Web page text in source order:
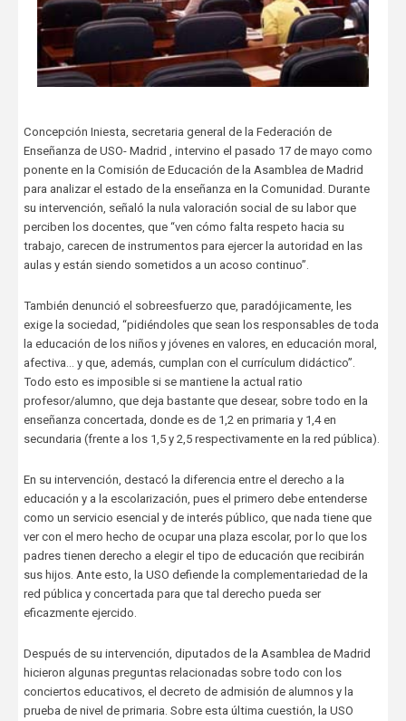
Concepción Iniesta, secretaria general de la Federación de
Enseñanza de USO- Madrid , intervino el pasado 17 de mayo como
ponente en la Comisión de Educación de la Asamblea de Madrid
para analizar el estado de la enseñanza en la Comunidad. Durante
su intervención, señaló la nula valoración social de su labor que
perciben los docentes, que “ven cómo falta respeto hacia su
trabajo, carecen de instrumentos para ejercer la autoridad en las
aulas y están siendo sometidos a un acoso continuo”.
También denunció el sobreesfuerzo que, paradójicamente, les
exige la sociedad, “pidiéndoles que sean los responsables de toda
la educación de los niños y jóvenes en valores, en educación moral,
afectiva... y que, además, cumplan con el currículum didáctico”.
Todo esto es imposible si se mantiene la actual ratio
profesor/alumno, que deja bastante que desear, sobre todo en la
enseñanza concertada, donde es de 1,2 en primaria y 1,4 en
secundaria (frente a los 1,5 y 2,5 respectivamente en la red pública).
En su intervención, destacó la diferencia entre el derecho a la
educación y a la escolarización, pues el primero debe entenderse
como un servicio esencial y de interés público, que nada tiene que
ver con el mero hecho de ocupar una plaza escolar, por lo que los
padres tienen derecho a elegir el tipo de educación que recibirán
sus hijos. Ante esto, la USO defiende la complementariedad de la
red pública y concertada para que tal derecho pueda ser
eficazmente ejercido.
Después de su intervención, diputados de la Asamblea de Madrid
hicieron algunas preguntas relacionadas sobre todo con los
conciertos educativos, el decreto de admisión de alumnos y la
prueba de nivel de primaria. Sobre esta última cuestión, la USO